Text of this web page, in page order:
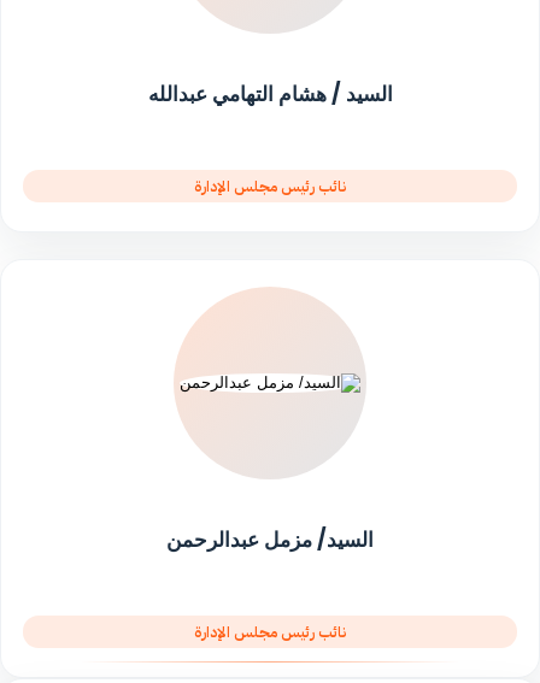
السيد / هشام التهامي عبدالله
نائب رئيس مجلس الإدارة
السيد/ مزمل عبدالرحمن
نائب رئيس مجلس الإدارة